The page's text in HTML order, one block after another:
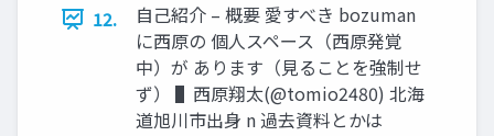
12.
⾃⼰紹介 – 概要 愛すべき bozuman
に⻄原の 個⼈スペース（⻄原発覚
中）が あります（⾒ることを強制せ
ず） ▌⻄原翔太(@tomio2480) 北海
道旭川市出⾝ n 過去資料とかは